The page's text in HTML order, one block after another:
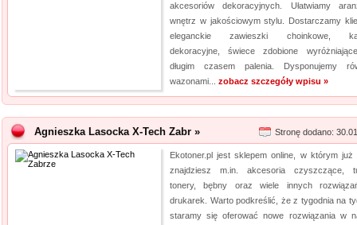
akcesoriów dekoracyjnych. Ułatwiamy
wnętrz w jakościowym stylu. Dostarczamy
eleganckie zawieszki choinkowe,
dekoracyjne, świece zdobione
długim czasem palenia. Dysponujemy
wazonami... zobacz szczegóły wpisu »
Agnieszka Lasocka X-Tech Zabr » Stronę dodano:
Ekotoner.pl jest sklepem online, w którym już
znajdziesz m.in. akcesoria czyszczące,
tonery, bębny oraz wiele innych
drukarek. Warto podkreślić, że z tygodnia na
staramy się oferować nowe rozwiązania w